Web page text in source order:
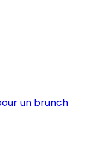
un brunch